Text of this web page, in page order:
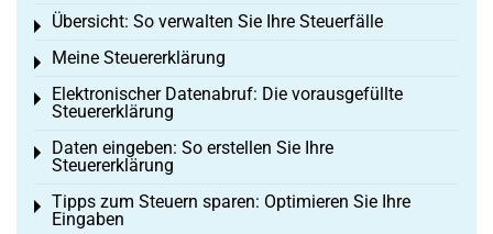
Übersicht: So verwalten Sie Ihre Steuerfälle
Toggle menu
Meine Steuererklärung
Toggle menu
Elektronischer Datenabruf: Die vorausgefüllte
Steuererklärung
Toggle menu
Daten eingeben: So erstellen Sie Ihre
Steuererklärung
Toggle menu
Tipps zum Steuern sparen: Optimieren Sie Ihre
Eingaben
Toggle menu